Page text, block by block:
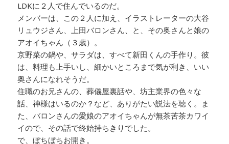
LDKに２人で住んでいるのだ。
メンバーは、この２人に加え、イラストレーターの大谷
リュウジさん、上田バロンさん、と、その奥さんと娘の
アオイちゃん（３歳）。
京野菜の鍋や、サラダは、すべて新田くんの手作り。彼
は、料理も上手いし、細かいところまで気が利き、いい
奥さんになれそうだ。
住職のお兄さんの、葬儀屋裏話や、坊主業界の色々な
話、神様はいるのか？など、ありがたい説法を聴く。ま
た、バロンさんの愛娘のアオイちゃんが無茶苦茶カワイ
イので、その話で終始持ちきりでした。
で、ぼちぼちお開き。